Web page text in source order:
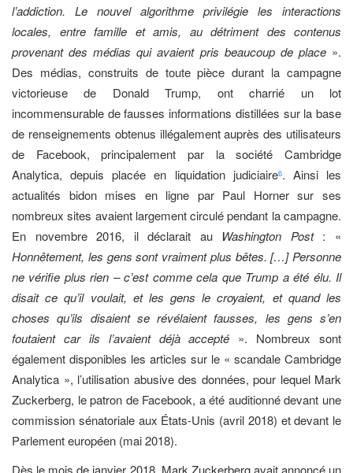
l’addiction. Le nouvel algorithme privilégie les interactions
locales, entre famille et amis, au détriment des contenus
provenant des médias qui avaient pris beaucoup de place».
Des médias, construits de toute pièce durant la campagne
victorieuse de Donald Trump, ont charrié un lot
incommensurable de fausses informations distillées sur la base
de renseignements obtenus illégalement auprès des utilisateurs
de Facebook, principalement par la société Cambridge
Analytica, depuis placée en liquidation judiciaire6. Ainsi les
actualités bidon mises en ligne par Paul Horner sur ses
nombreux sites avaient largement circulé pendant la campagne.
En novembre 2016, il déclarait au Washington Post: «
Honnêtement, les gens sont vraiment plus bêtes. […] Personne
ne vérifie plus rien – c’est comme cela que Trump a été élu. Il
disait ce qu’il voulait, et les gens le croyaient, et quand les
choses qu’ils disaient se révélaient fausses, les gens s’en
foutaient car ils l’avaient déjà accepté ». Nombreux sont
également disponibles les articles sur le « scandale Cambridge
Analytica », l’utilisation abusive des données, pour lequel Mark
Zuckerberg, le patron de Facebook, a été auditionné devant une
commission sénatoriale aux États-Unis (avril 2018) et devant le
Parlement européen (mai 2018).
Dès le mois de janvier 2018, Mark Zuckerberg avait annoncé un